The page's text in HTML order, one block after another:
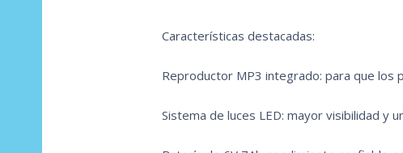
Características destacadas:
Reproductor MP3 integrado: para que los
Sistema de luces LED: mayor visibilidad y